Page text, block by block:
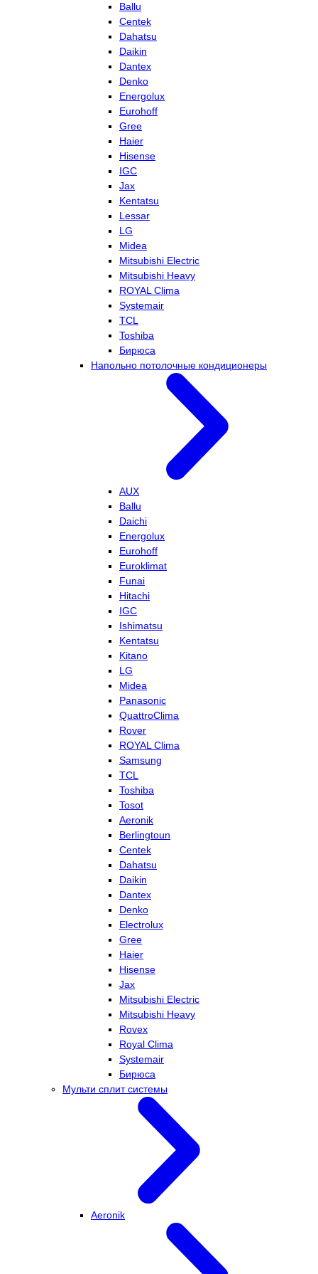
Ballu
Centek
Dahatsu
Daikin
Dantex
Denko
Energolux
Eurohoff
Gree
Haier
Hisense
IGC
Jax
Kentatsu
Lessar
LG
Midea
Mitsubishi Electric
Mitsubishi Heavy
ROYAL Clima
Systemair
TCL
Toshiba
Бирюса
Напольно потолочные кондиционеры
AUX
Ballu
Daichi
Energolux
Eurohoff
Euroklimat
Funai
Hitachi
IGC
Ishimatsu
Kentatsu
Kitano
LG
Midea
Panasonic
QuattroClima
Rover
ROYAL Clima
Samsung
TCL
Toshiba
Tosot
Aeronik
Berlingtoun
Centek
Dahatsu
Daikin
Dantex
Denko
Electrolux
Gree
Haier
Hisense
Jax
Mitsubishi Electric
Mitsubishi Heavy
Rovex
Royal Clima
Systemair
Бирюса
Мульти сплит системы
Aeronik